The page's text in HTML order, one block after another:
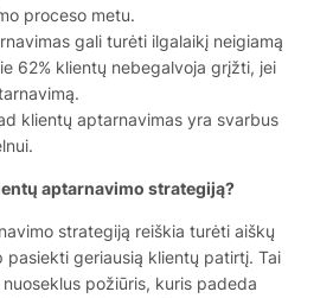
proceso metu.
gali turėti ilgalaikį neigiamą
62% klientų nebegalvoja grįžti, jei
klientų aptarnavimas yra svarbus
aptarnavimo strategiją?
strategiją reiškia turėti aiškų
pasiekti geriausią klientų patirtį. Tai
požiūris, kuris padeda